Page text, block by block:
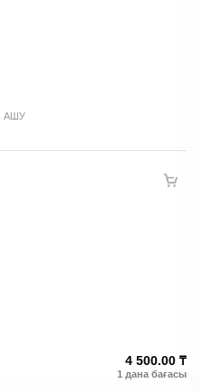
АШУ
4 500.00 ₸